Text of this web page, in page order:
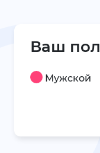
Ваш пол
Мужской